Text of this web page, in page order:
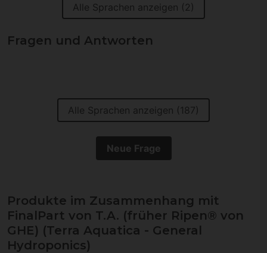
Alle Sprachen anzeigen (2)
Fragen und Antworten
Alle Sprachen anzeigen (187)
Neue Frage
Produkte im Zusammenhang mit
FinalPart von T.A. (früher Ripen® von
GHE) (Terra Aquatica - General
Hydroponics)